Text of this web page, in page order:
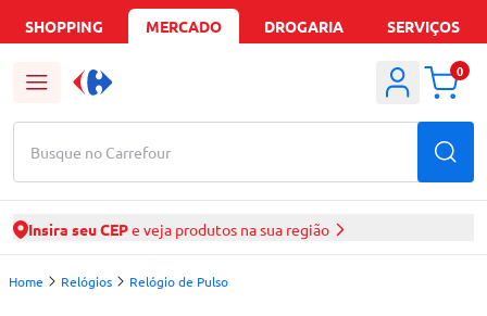
SHOPPING MERCADO DROGARIA SERVIÇOS
Busque no Carrefour
0
Insira seu CEPe veja produtos na sua região
Home Relógios Relógio de Pulso